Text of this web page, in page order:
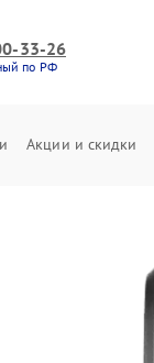
33-26
по РФ
Акции и скидки